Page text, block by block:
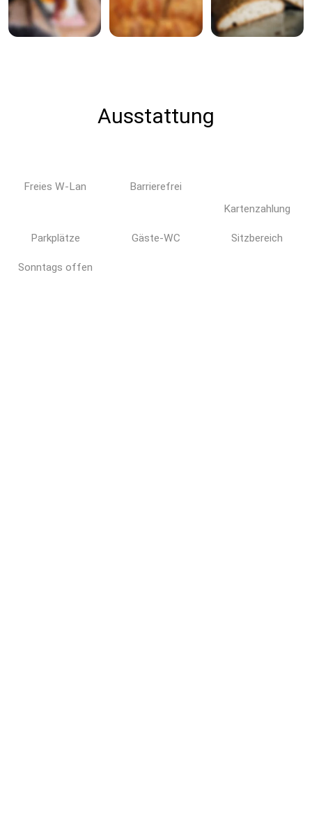
Ausstattung
Freies W-Lan
Barrierefrei
Kartenzahlung
Parkplätze Gäste-WC Sitzbereich
Sonntags offen